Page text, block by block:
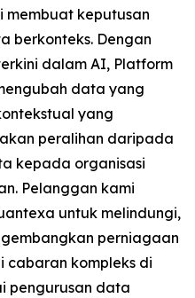
membuat keputusan
berkonteks. Dengan
dalam AI, Platform
data yang
yang
peralihan daripada
kepada organisasi
Pelanggan kami
untuk melindungi,
perniagaan
cabaran kompleks di
pengurusan data